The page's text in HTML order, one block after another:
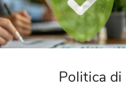
Politica